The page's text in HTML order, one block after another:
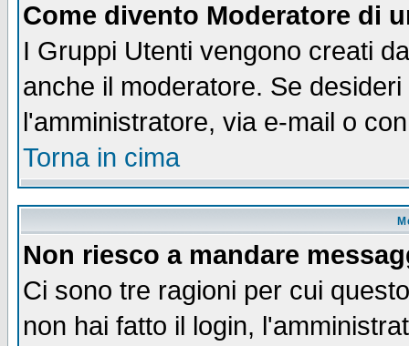
Come divento Moderatore di
I Gruppi Utenti vengono creati
anche il moderatore. Se
l'amministratore, via e-mail o
Torna in cima
Non riesco a mandare
Ci sono tre ragioni per cui
non hai fatto il login,